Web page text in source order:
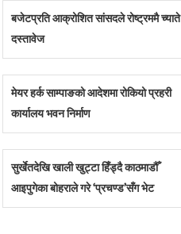
बजेटप्रति आक्रोशित सांसदले रोष्ट्रममै च्याते
दस्तावेज
मेयर हर्क साम्पाङको आदेशमा रोकियो प्रहरी
कार्यालय भवन निर्माण
सुर्खेतदेखि खाली खुट्टा हिँड्दै काठमाडौँ
आइपुगेका बोहराले गरे ‘प्रचण्ड’सँग भेट